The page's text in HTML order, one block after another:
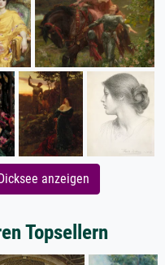
anzeigen
Topsellern